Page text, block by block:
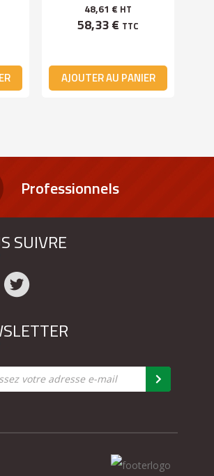
48,61 € HT
58,33 € TTC
AJOUTER AU PANIER
Professionnels
SUIVRE